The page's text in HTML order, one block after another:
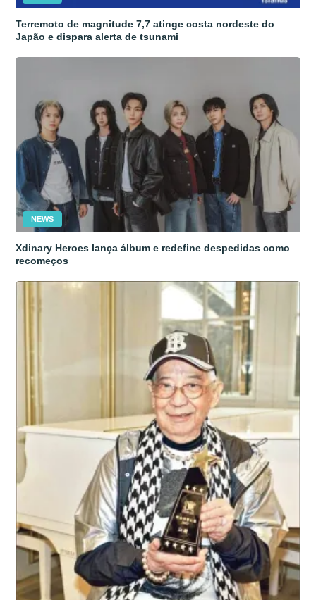
Terremoto de magnitude 7,7 atinge costa nordeste do
Japão e dispara alerta de tsunami
NEWS
Xdinary Heroes lança álbum e redefine despedidas como
recomeços